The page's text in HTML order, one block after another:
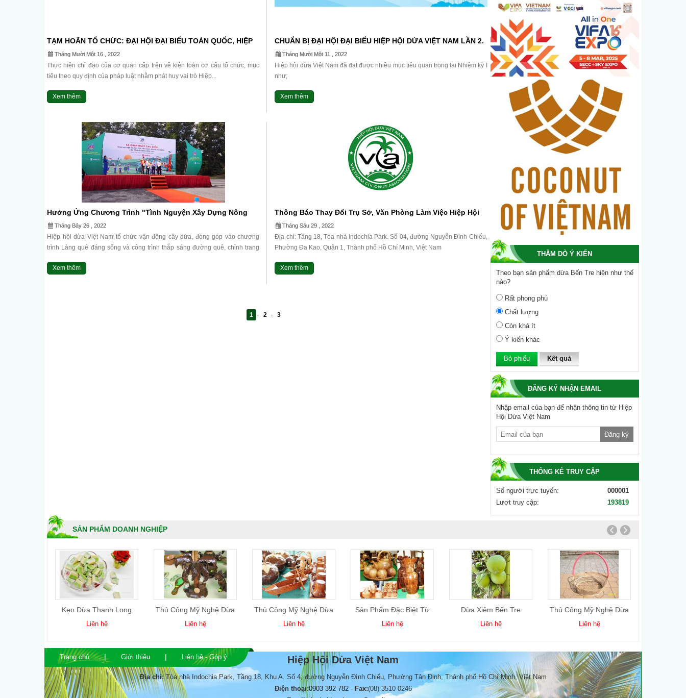
TẠM HOÃN TỔ CHỨC: ĐẠI HỘI ĐẠI BIỂU TOÀN QUỐC, HIỆP
HỘI DỪA VIỆT NAM LẦN THỨ II.
Tháng Mười Một 16 , 2022
Thực hiện chỉ đạo của cơ quan cấp trên về kiện toàn cơ cấu tổ chức, mục
tiêu theo quy định của pháp luật nhằm phát huy vai trò Hiệp...
Xem thêm
CHUẨN BỊ ĐẠI HỘI ĐẠI BIỂU HIỆP HỘI DỪA VIỆT NAM LẦN 2.
Nhiệm Kỳ II (2022 – 2027)
Tháng Mười Một 11 , 2022
Hiệp hội dừa Việt Nam đã đạt được nhiều mục tiêu quan trọng tại Nhiệm kỳ I
như;
Xem thêm
Hưởng Ứng Chương Trình "Tình Nguyện Xây Dựng Nông
Thôn Mới" Do Trung Ương Đoàn Thanh Niên Phát Động
Tháng Bảy 26 , 2022
Hiệp hội dừa Việt Nam tổ chức vận động cây dừa, đóng góp vào chương
trình Làng quê đáng sống và công trình thắp sáng đường quê, chỉnh trang
Xem thêm
Thông Báo Thay Đổi Trụ Sở, Văn Phòng Làm Việc Hiệp Hội
Dừa Việt Nam
Tháng Sáu 29 , 2022
Địa chỉ: Tầng 18, Tòa nhà Indochia Park. Số 04, đường Nguyễn Đình Chiểu,
Phường Đa Kao, Quận 1, Thành phố Hồ Chí Minh, Việt Nam
Xem thêm
1 2 3
THĂM DÒ Ý KIẾN
Theo bạn sản phẩm dừa Bến Tre hiện như thế
nào?
Rất phong phú
Chất lượng
Còn khá ít
Ý kiến khác
Kết quả
ĐĂNG KÝ NHẬN EMAIL
Nhập email của bạn để nhận thông tin từ Hiệp
Hội Dừa Việt Nam
THỐNG KÊ TRUY CẬP
Số người trực tuyến:
000001
Lượt truy cập:
193819
SẢN PHẨM DOANH NGHIỆP
Kẹo Dừa Thanh Long
Liên hệ
Thủ Công Mỹ Nghệ Dừa
Liên hệ
Thủ Công Mỹ Nghệ Dừa
04
Liên hệ
Sản Phẩm Đặc Biệt Từ
Dừa
Liên hệ
Dừa Xiêm Bến Tre
Liên hệ
Thủ Công Mỹ Nghệ Dừa
Liên hệ
Hiệp Hội Dừa Việt Nam
Địa chỉ: Tòa nhà Indochia Park, Tầng 18, Khu A. Số 4, đường Nguyễn Đình Chiểu, Phường Tân Định, Thành phố Hồ Chí Minh, Việt Nam
Điện thoại:0903 392 782- Fax:(08) 3510 0246
Trang chủ Giới thiệu Liên hệ - Góp ý